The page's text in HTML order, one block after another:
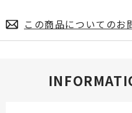
この商品についてのお